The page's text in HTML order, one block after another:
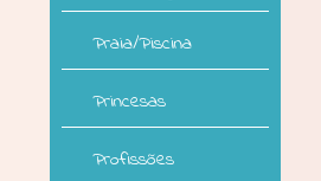
Praia/Piscina
Princesas
Profissões